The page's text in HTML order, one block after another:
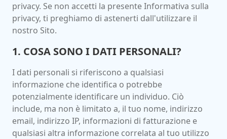
privacy. Se non accetti la presente Informativa sulla
privacy, ti preghiamo di astenerti dall'utilizzare il
nostro Sito.
1. COSA SONO I DATI PERSONALI?
I dati personali si riferiscono a qualsiasi
informazione che identifica o potrebbe
potenzialmente identificare un individuo. Ciò
include, ma non è limitato a, il tuo nome, indirizzo
email, indirizzo IP, informazioni di fatturazione e
qualsiasi altra informazione correlata al tuo utilizzo